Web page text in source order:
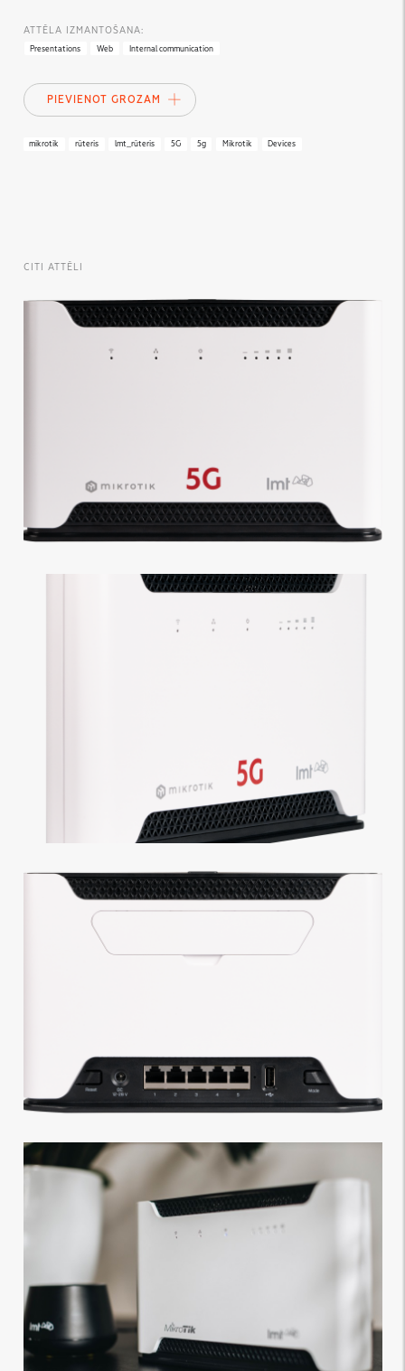
ATTĒLA IZMANTOŠANA:
Presentations Web Internal communication
PIEVIENOT GROZAM
mikrotik rūteris lmt_rūteris 5G 5g Mikrotik Devices
CITI ATTĒLI